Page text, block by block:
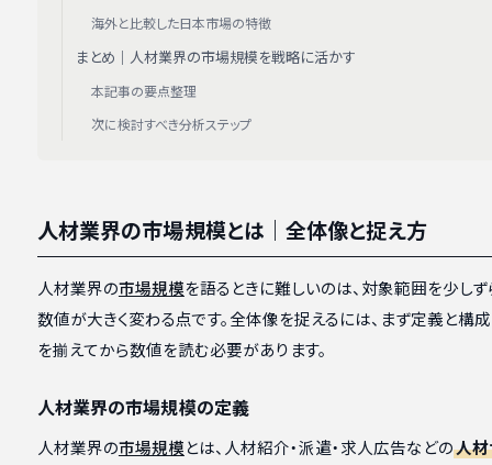
人材業界の市場規模とは｜全体像と捉え方
人材業界の市場規模を語るときに難しいのは、対象範囲を少し
数値が大きく変わる点です。全体像を捉えるには、まず定義と構
を揃えてから数値を読む必要があります。
人材業界の市場規模の定義
人材業界の市場規模とは、人材紹介・派遣・求人広告などの人材
海外と比較した日本市場の特徴
まとめ｜人材業界の市場規模を戦略に活かす
本記事の要点整理
次に検討すべき分析ステップ